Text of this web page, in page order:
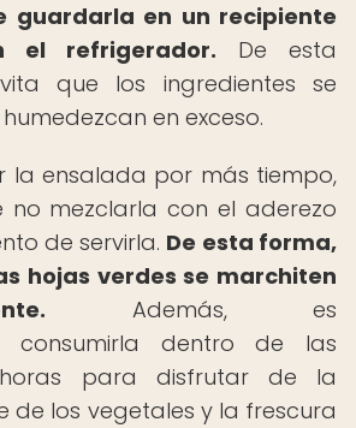
guardarla en un recipiente
el refrigerador. De esta
que los ingredientes se
en exceso.
la ensalada por más tiempo,
no mezclarla con el aderezo
de servirla. De esta forma,
hojas verdes se marchiten
Además, es
consumirla dentro de las
para disfrutar de la
de los vegetales y la frescura